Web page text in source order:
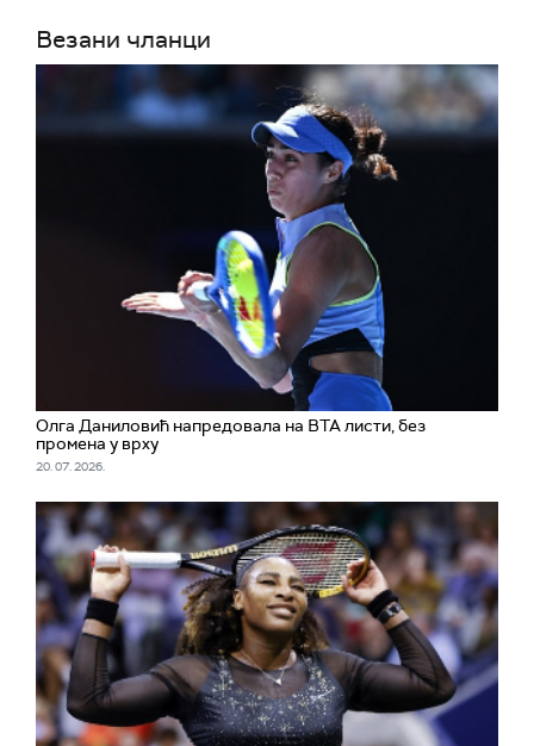
Везани чланци
Олга Даниловић напредовала на ВТА листи, без
промена у врху
20. 07. 2026.